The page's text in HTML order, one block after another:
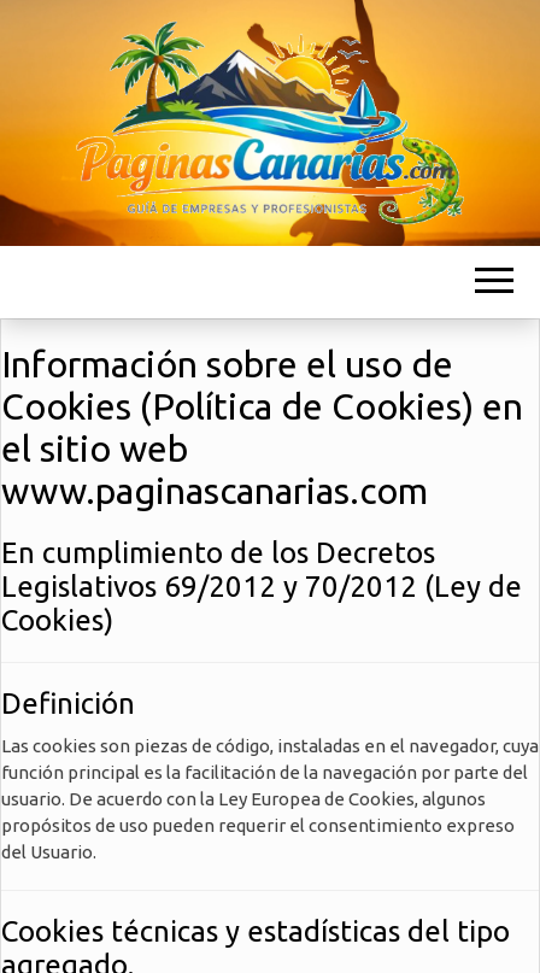
CANARIAS
Información sobre el uso de
Cookies (Política de Cookies) en
el sitio web
www.paginascanarias.com
En cumplimiento de los Decretos
Legislativos 69/2012 y 70/2012 (Ley de
Cookies)
Definición
Las cookies son piezas de código, instaladas en el navegador, cuya
función principal es la facilitación de la navegación por parte del
usuario. De acuerdo con la Ley Europea de Cookies, algunos
propósitos de uso pueden requerir el consentimiento expreso
del Usuario.
Cookies técnicas y estadísticas del tipo
agregado.